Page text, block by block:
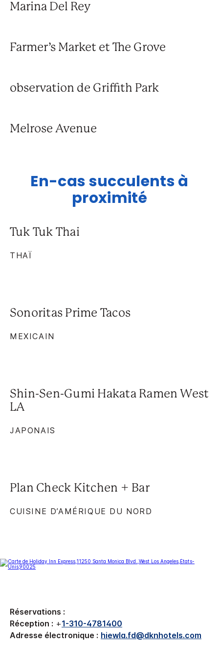
Marina Del Rey
Farmer’s Market et The Grove
observation de Griffith Park
Melrose Avenue
En-cas succulents à
proximité
Tuk Tuk Thai
THAÏ
Sonoritas Prime Tacos
MEXICAIN
Shin-Sen-Gumi Hakata Ramen West
LA
JAPONAIS
Plan Check Kitchen + Bar
CUISINE D’AMÉRIQUE DU NORD
Réservations :
Réception : +1-310-4781400
Adresse électronique : hiewla.fd@dknhotels.com